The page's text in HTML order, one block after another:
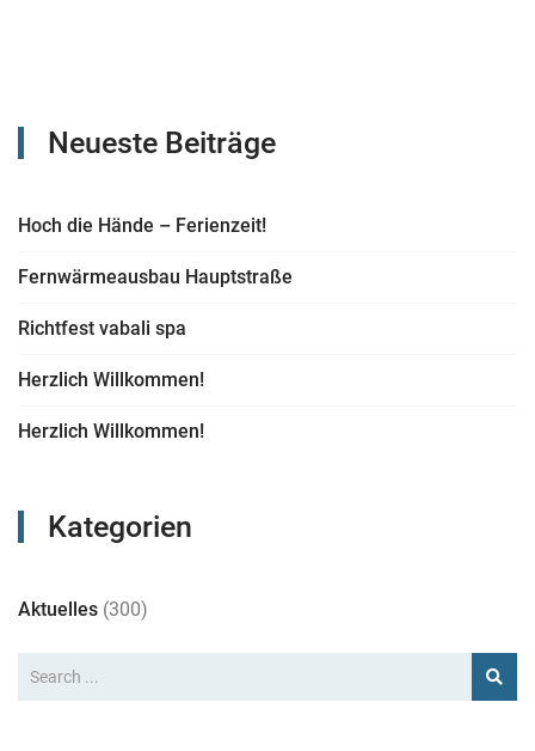
Neueste Beiträge
Hoch die Hände – Ferienzeit!
Fernwärmeausbau Hauptstraße
Richtfest vabali spa
Herzlich Willkommen!
Herzlich Willkommen!
Kategorien
Aktuelles (300)